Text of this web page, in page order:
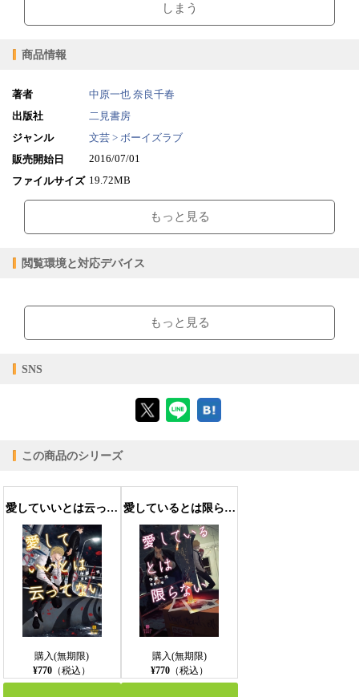
しまう
商品情報
著者 中原一也 奈良千春
出版社
二見書房
ジャンル
文芸 > ボーイズラブ
販売開始日
2016/07/01
ファイルサイズ 19.72MB
ファイル形式
epub
購入
レンタル
閲覧可能期間
もっと見る
閲覧環境と対応デバイス
ブラウザビューア・PC版ConTenDoビューア・モバイルビューア
【対応デバイス】
【PC版ConTenDoビューア】
【モバイルビューア】
もっと見る
SNS
この商品のシリーズ
愛していいとは云ってない【特別版】
購入(無期限)
¥770 （税込）
愛しているとは限らない
購入(無期限)
¥770（税込）